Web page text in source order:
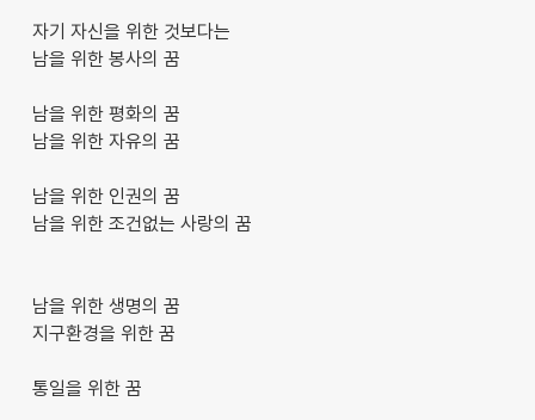
자기 자신을 위한 것보다는
남을 위한 봉사의 꿈
남을 위한 평화의 꿈
남을 위한 자유의 꿈
남을 위한 인권의 꿈
남을 위한 조건없는 사랑의 꿈
남을 위한 생명의 꿈
지구환경을 위한 꿈
통일을 위한 꿈